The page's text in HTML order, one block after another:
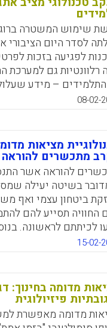
שימוש המשטרה
לסדר היום הציבורי
לפגיעה בזכות
רלוונטיות גם למערכת
– מידע
להיעשות בו
של מחוז
שמעוררים מסדי
– וניתן ללמוד מכך
ובכלל זה על ישראל.
WhatsApp
Email
X
08-02-
מציאות
מתכשרים להוראה
להוראה אשר
בשיטה יעילה
ביטחון עצמי ואף
החוויה תסייע להם
לכיתתם לראשונה.
להתנסות בהוראה
ולתרגל מיומנויות של
שקשה ללמוד
WhatsApp
Email
X
15-02-
מדומה
פיזיולוגית
מדומה מאפשרת